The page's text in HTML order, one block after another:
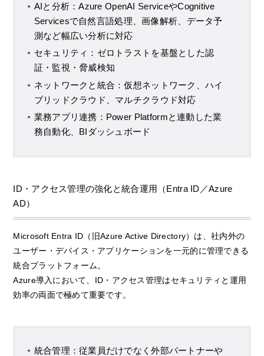
AIと分析：Azure OpenAI ServiceやCognitive
Servicesで自然言語処理、画像解析、データ予
測など幅広い分析に対応
セキュリティ：ゼロトラストを基盤とした認
証・監視・脅威検知
ネットワークと統合：仮想ネットワーク、ハイ
ブリッドクラウド、マルチクラウド対応
業務アプリ連携：Power Platformと連動した業
務自動化、BIダッシュボード
ID・アクセス管理の強化と統合運用（Entra ID／Azure
AD）
Microsoft Entra ID（旧Azure Active Directory）は、社内外の
ユーザー・デバイス・アプリケーションを一元的に管理できる
統合プラットフォーム。
Azure導入において、ID・アクセス管理はセキュリティと運用
効率の両面で極めて重要です。
統合管理：従業員だけでなく外部パートナーや